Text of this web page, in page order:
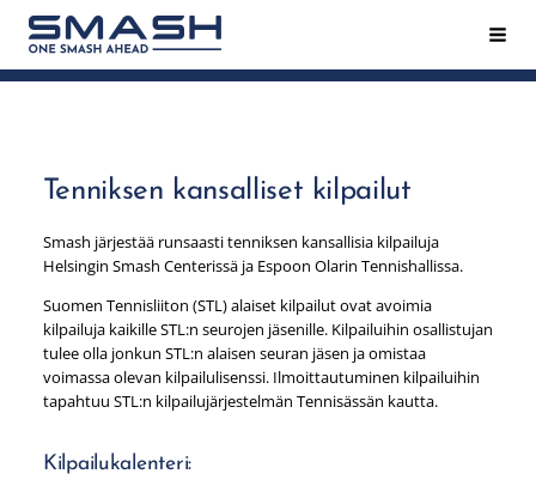
Siirry
sivun
sisältöön
Smash ry - Suomen suurin mailapeliseura
Tenniksen kansalliset kilpailut
Smash järjestää runsaasti tenniksen kansallisia kilpailuja
Helsingin Smash Centerissä ja Espoon Olarin Tennishallissa.
Suomen Tennisliiton (STL) alaiset kilpailut ovat avoimia
kilpailuja kaikille STL:n seurojen jäsenille. Kilpailuihin osallistujan
tulee olla jonkun STL:n alaisen seuran jäsen ja omistaa
voimassa olevan kilpailulisenssi. Ilmoittautuminen kilpailuihin
tapahtuu STL:n kilpailujärjestelmän Tennisässän kautta.
Kilpailukalenteri: